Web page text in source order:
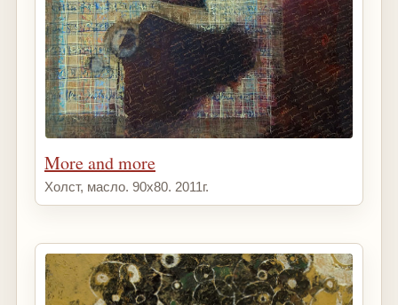
More and more
Холст, масло. 90х80. 2011г.